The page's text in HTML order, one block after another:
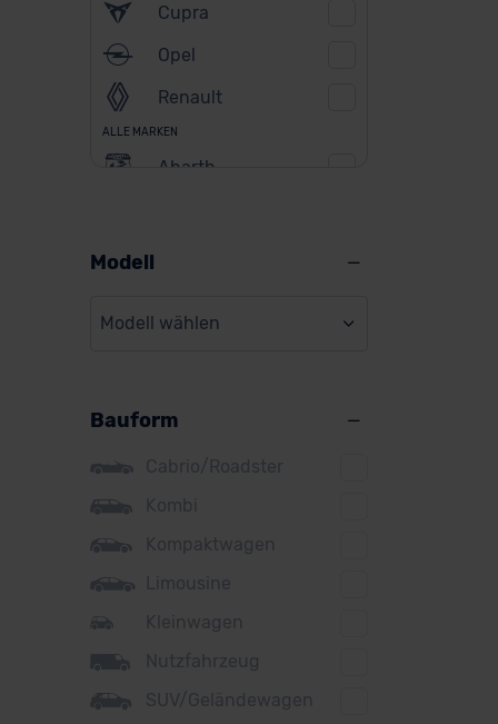
Cupra
Opel
Renault
ALLE MARKEN
Abarth
BMW
Citroen
Cupra
DS
Dacia
Fiat
Ford
Honda
Modell
Modell wählen
Bauform
Cabrio/Roadster
Kombi
Kompaktwagen
Limousine
Kleinwagen
Nutzfahrzeug
SUV/Geländewagen